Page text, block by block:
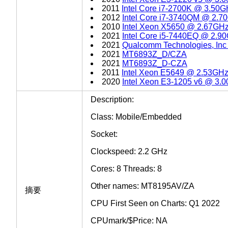
2011 Intel Core i7-2700K @
2012 Intel Core i7-3740QM @
2010 Intel Xeon X5650 @ 2.67GHz
2021 Intel Core i5-7440EQ @
2021 Qualcomm Technologies,
2021 MT6893Z_D/CZA
2021 MT6893Z_D-CZA
2011 Intel Xeon E5649 @ 2.53GHz
2020 Intel Xeon E3-1205 v6 @
摘要
Description:
Class: Mobile/Embedded
Socket:
Clockspeed: 2.2 GHz
Cores: 8 Threads: 8
Other names: MT8195AV/ZA
CPU First Seen on Charts: Q1 2022
CPUmark/$Price: NA